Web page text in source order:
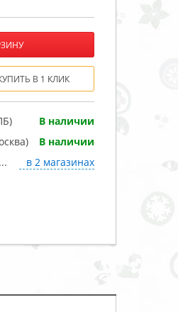
В 1 КЛИК
В наличии
В наличии
в 2 магазинах